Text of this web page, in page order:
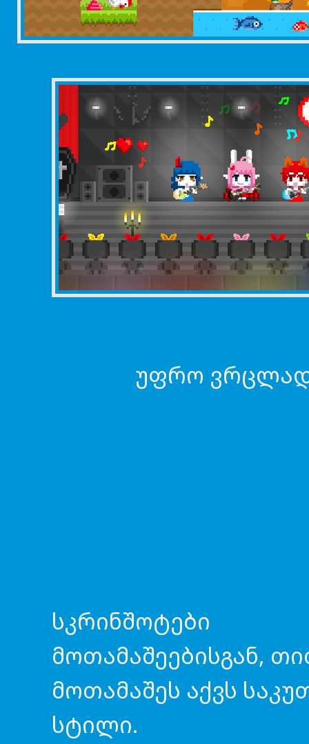
უფრო
სკრინშოტები
მოთამაშეებისგან,
მოთამაშეს აქვს
სტილი.